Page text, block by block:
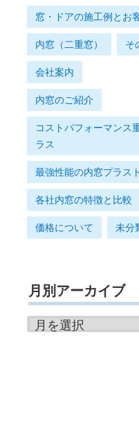
窓・ドアの施工例とお
内窓（二重窓） そ
会社案内
内窓のご紹介
コストパフォーマンス
ラス
最強性能の内窓プラスト
各社内窓の特徴と比較
価格について 未分
月別アーカイブ
月
別